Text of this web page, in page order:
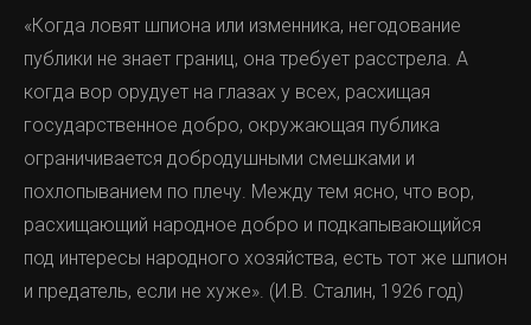
«Когда ловят шпиона или изменника, негодование
публики не знает границ, она требует расстрела. А
когда вор орудует на глазах у всех, расхищая
государственное добро, окружающая публика
ограничивается добродушными смешками и
похлопыванием по плечу. Между тем ясно, что вор,
расхищающий народное добро и подкапывающийся
под интересы народного хозяйства, есть тот же шпион
и предатель, если не хуже». (И.В. Сталин, 1926 год)